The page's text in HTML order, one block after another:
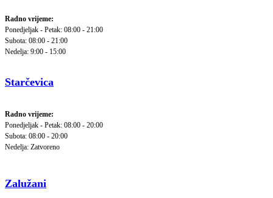
Radno vrijeme:
Ponedjeljak - Petak: 08:00 - 21:00
Subota: 08:00 - 21:00
Nedelja: 9:00 - 15:00
Starčevica
Radno vrijeme:
Ponedjeljak - Petak: 08:00 - 20:00
Subota: 08:00 - 20:00
Nedelja: Zatvoreno
Zalužani